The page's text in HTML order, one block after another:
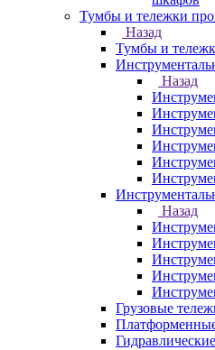
Тумбы и тележки
Назад
Тумбы и
Назад
Назад
Грузовые